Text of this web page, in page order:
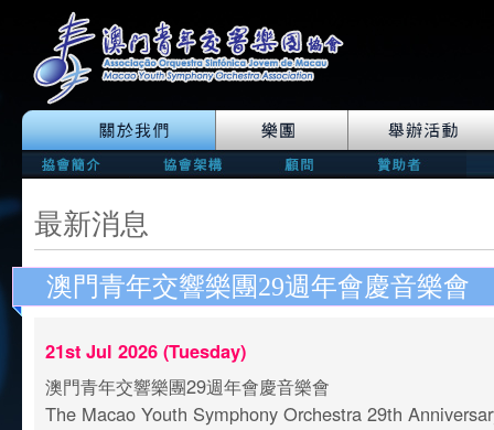
最新消息
澳門青年交響樂團29週年會慶音樂會
21st Jul 2026 (Tuesday)
澳門青年交響樂團29週年會慶音樂會
The Macao Youth Symphony Orchestra 29th